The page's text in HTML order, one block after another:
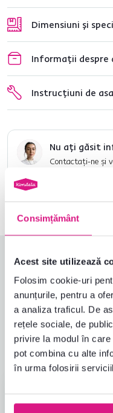
Consimțământ
Acest site utilizează
Folosim cookie-uri
anunțurile, pentru a
a analiza traficul. De
rețele sociale, de
privire la modul în
pot combina cu alte
în urma folosirii
Dimensiuni și
Informații despre
Instrucțiuni de
Nu ați găsit
Contactați-ne și
Evaluări produs
4,9
19recenzii
Martina H.
11.12.2024,